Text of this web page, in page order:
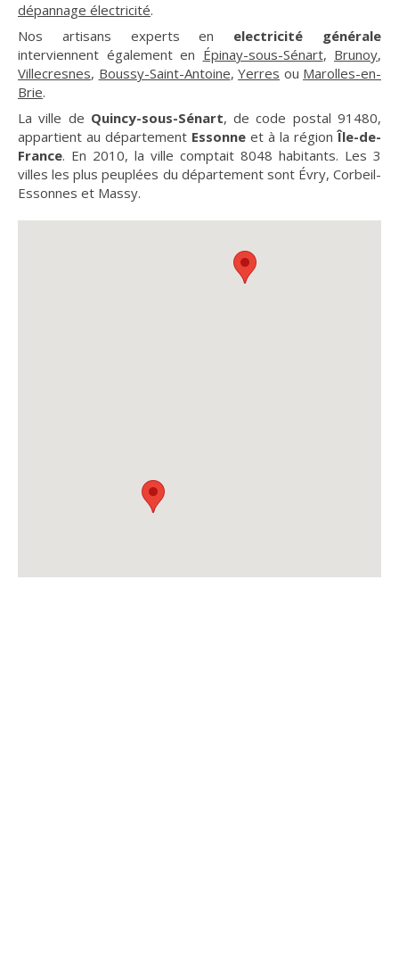
dépannage électricité.
Nos artisans experts en electricité générale
interviennent également en Épinay-sous-Sénart, Brunoy,
Villecresnes, Boussy-Saint-Antoine, Yerres ou Marolles-en-
Brie.
La ville de Quincy-sous-Sénart, de code postal 91480,
appartient au département Essonne et à la régionÎle-de-
France. En 2010, la ville comptait 8048 habitants. Les 3
villes les plus peuplées du département sont Évry, Corbeil-
Essonnes et Massy.